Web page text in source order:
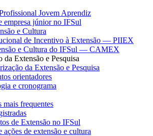
Jovem Aprendiz
empresa júnior no IFSul
e Cultura
de Incentivo à Extensão — PIIEX
e Cultura do IFSul — CAMEX
da Extensão e Pesquisa
da Extensão e Pesquisa
orientadores
e cronograma
mais frequentes
de Extensão no IFSul
ações de extensão e cultura